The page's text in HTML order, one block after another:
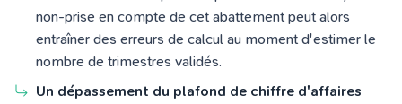
non-prise en compte de cet abattement peut alors
entraîner des erreurs de calcul au moment d'estimer le
nombre de trimestres validés.
Un dépassement du plafond de chiffre d'affaires